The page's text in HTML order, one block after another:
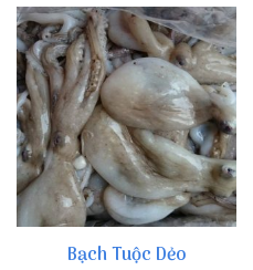
Bạch Tuộc Dẻo